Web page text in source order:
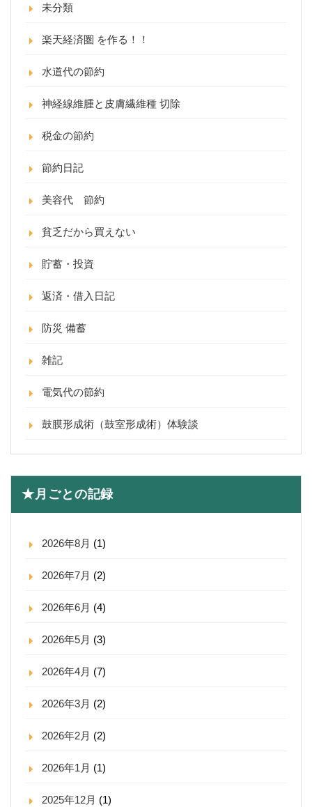
未分類
楽天経済圏 を作る！！
水道代の節約
神経線維腫と皮膚繊維種 切除
税金の節約
節約日記
美容代 節約
貧乏だから買えない
貯蓄・投資
返済・借入日記
防災 備蓄
雑記
電気代の節約
鼓膜形成術（鼓室形成術）体験談
★月ごとの記録
2026年8月 (1)
2026年7月 (2)
2026年6月 (4)
2026年5月 (3)
2026年4月 (7)
2026年3月 (2)
2026年2月 (2)
2026年1月 (1)
2025年12月 (1)